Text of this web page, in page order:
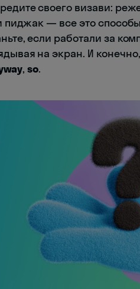
своего визави:
пиджак — все это
если работали за
на экран. И
,so.